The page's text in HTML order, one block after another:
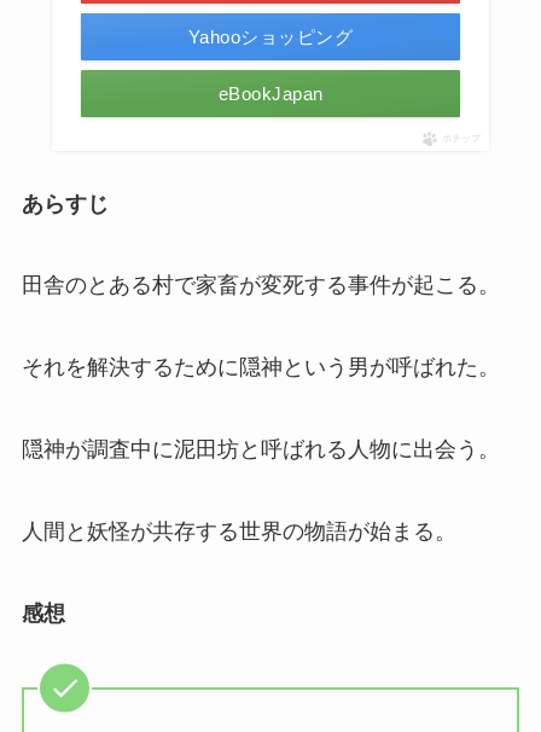
Yahooショッピング
eBookJapan
ポチップ
あらすじ
田舎のとある村で家畜が変死する事件が起こる。
それを解決するために隠神という男が呼ばれた。
隠神が調査中に泥田坊と呼ばれる人物に出会う。
人間と妖怪が共存する世界の物語が始まる。
感想